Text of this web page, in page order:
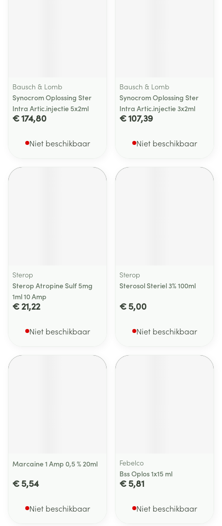
Bausch & Lomb
Synocrom Oplossing Ster
Intra Artic.injectie 5x2ml
€ 174,80
Niet beschikbaar
Bausch & Lomb
Synocrom Oplossing Ster
Intra Artic.injectie 3x2ml
€ 107,39
Niet beschikbaar
Sterop
Sterop Atropine Sulf 5mg
1ml 10 Amp
€ 21,22
Niet beschikbaar
Sterop
Sterosol Steriel 3% 100ml
€ 5,00
Niet beschikbaar
Marcaine 1 Amp 0,5 % 20ml
€ 5,54
Niet beschikbaar
Febelco
Bss Oplos 1x15 ml
€ 5,81
Niet beschikbaar